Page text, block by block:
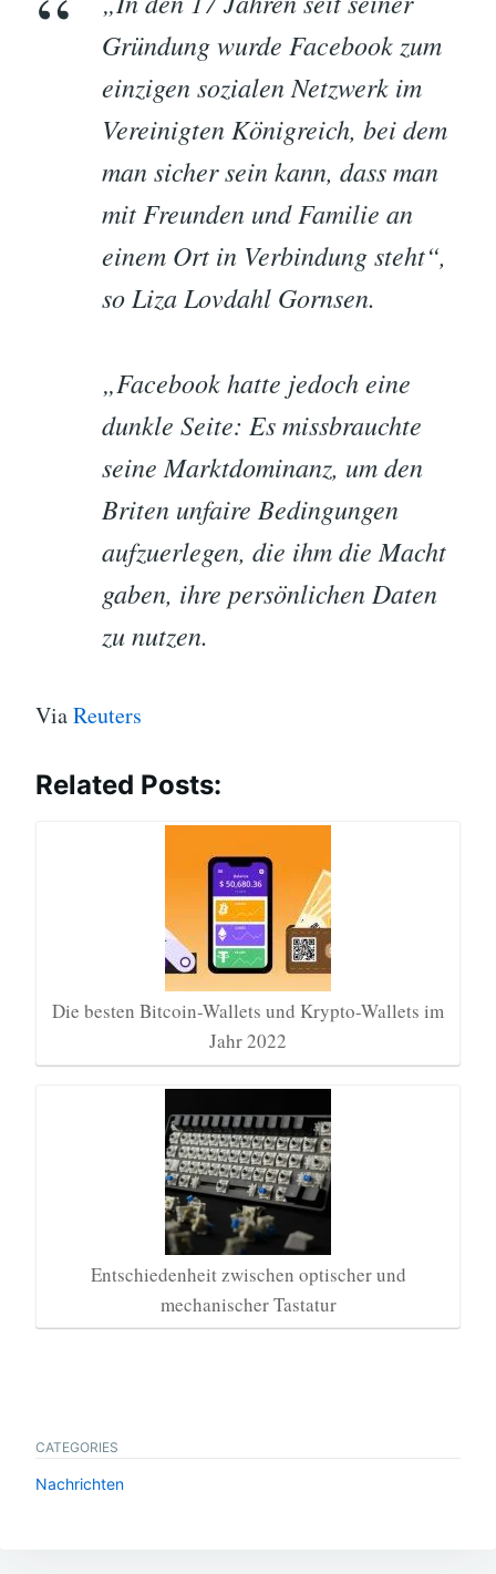
Gründung wurde Facebook zum
einzigen sozialen Netzwerk im
Vereinigten Königreich, bei dem
man sicher sein kann, dass man
mit Freunden und Familie an
einem Ort in Verbindung steht“,
so Liza Lovdahl Gornsen.
„Facebook hatte jedoch eine
dunkle Seite: Es missbrauchte
seine Marktdominanz, um den
Briten unfaire Bedingungen
aufzuerlegen, die ihm die Macht
gaben, ihre persönlichen Daten
zu nutzen.
ViaReuters
Related Posts:
Die besten Bitcoin-Wallets und Krypto-Wallets im
Jahr 2022
Entschiedenheit zwischen optischer und
mechanischer Tastatur
CATEGORIES
Nachrichten